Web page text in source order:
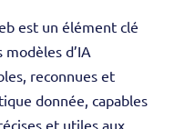
est un élément clé
d’IA
reconnues et
donnée, capables
et utiles aux